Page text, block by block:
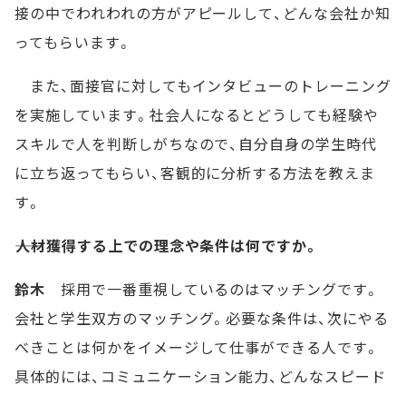
接の中でわれわれの方がアピールして、どんな会社か知
ってもらいます。
また、面接官に対してもインタビューのトレーニング
を実施しています。社会人になるとどうしても経験や
スキルで人を判断しがちなので、自分自身の学生時代
に立ち返ってもらい、客観的に分析する方法を教えま
す。
――人材獲得する上での理念や条件は何ですか。
鈴木 採用で一番重視しているのはマッチングです。
会社と学生双方のマッチング。必要な条件は、次にやる
べきことは何かをイメージして仕事ができる人です。
具体的には、コミュニケーション能力、どんなスピード